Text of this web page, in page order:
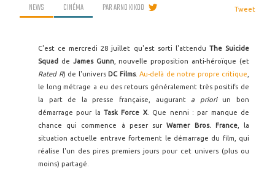
NEWS CINÉMA PARARNO KIKOO Tweet
C'est ce mercredi 28 juillet qu'est sorti l'attendu The Suicide
Squad de James Gunn, nouvelle proposition anti-héroïque (et
Rated R) de l'univers DC Films. Au-delà de notre propre critique
le long métrage a eu des retours généralement très positifs de
la part de la presse française, augurant a prioriun bon
démarrage pour laTask Force X. Que nenni : par manque de
chance qui commence à peser surWarner Bros. France, la
situation actuelle entrave fortement le démarrage du film, qui
réalise l'un des pires premiers jours pour cet univers (plus ou
moins) partagé.